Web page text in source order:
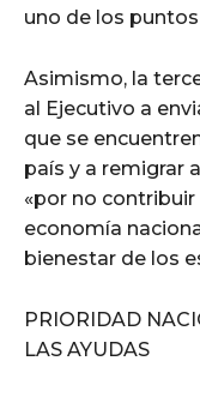
uno de los
Asimismo, la
al Ejecutivo a
que se
país y a remigrar
«por no
economía
bienestar de los
PRIORIDAD
LAS AYUDAS